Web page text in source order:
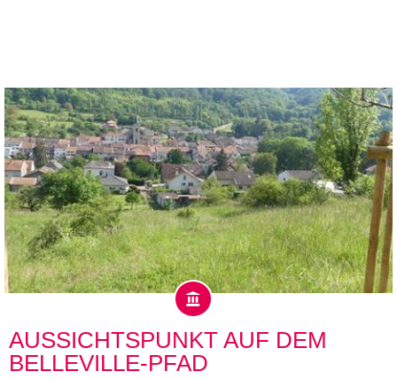
AUSSICHTSPUNKT AUF DEM
BELLEVILLE-PFAD